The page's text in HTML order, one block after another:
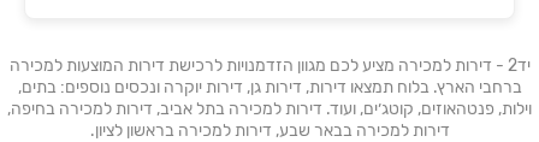
יד2 - דירות למכירה מציע לכם מגוון הזדמנויות לרכישת דירות המוצעות למכירה
ברחבי הארץ. בלוח תמצאו דירות, דירות גן, דירות יוקרה ונכסים נוספים: בתים,
וילות, פנטהאוזים, קוטג׳ים, ועוד. דירות למכירה בתל אביב, דירות למכירה בחיפה,
דירות למכירה בבאר שבע, דירות למכירה בראשון לציון.